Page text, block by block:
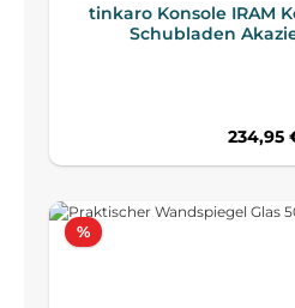
tinkaro Konsole IRAM
Schubladen
234,95
%Rabatt